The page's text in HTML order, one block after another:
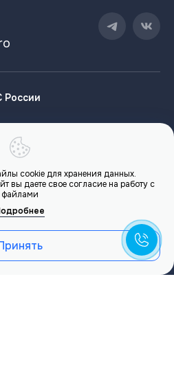
России
cookie для хранения данных.
вы даете свое согласие на работу с
файлами